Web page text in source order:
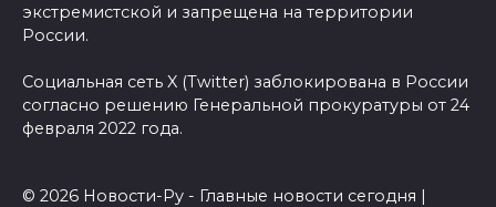
экстремистской и запрещена на территории
России.
Социальная сеть X (Twitter) заблокирована в России
согласно решению Генеральной прокуратуры от 24
февраля 2022 года.
© 2026 Новости-Ру - Главные новости сегодня |